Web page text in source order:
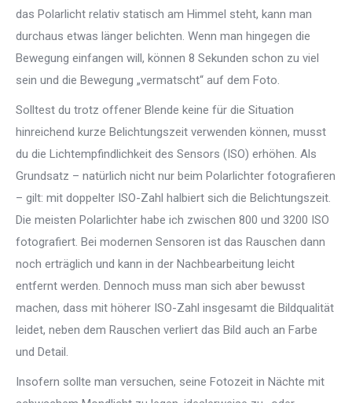
das Polarlicht relativ statisch am Himmel steht, kann man
durchaus etwas länger belichten. Wenn man hingegen die
Bewegung einfangen will, können 8 Sekunden schon zu viel
sein und die Bewegung „vermatscht“ auf dem Foto.
Solltest du trotz offener Blende keine für die Situation
hinreichend kurze Belichtungszeit verwenden können, musst
du die Lichtempfindlichkeit des Sensors (ISO) erhöhen. Als
Grundsatz – natürlich nicht nur beim Polarlichter fotografieren
– gilt: mit doppelter ISO-Zahl halbiert sich die Belichtungszeit.
Die meisten Polarlichter habe ich zwischen 800 und 3200 ISO
fotografiert. Bei modernen Sensoren ist das Rauschen dann
noch erträglich und kann in der Nachbearbeitung leicht
entfernt werden. Dennoch muss man sich aber bewusst
machen, dass mit höherer ISO-Zahl insgesamt die Bildqualität
leidet, neben dem Rauschen verliert das Bild auch an Farbe
und Detail.
Insofern sollte man versuchen, seine Fotozeit in Nächte mit